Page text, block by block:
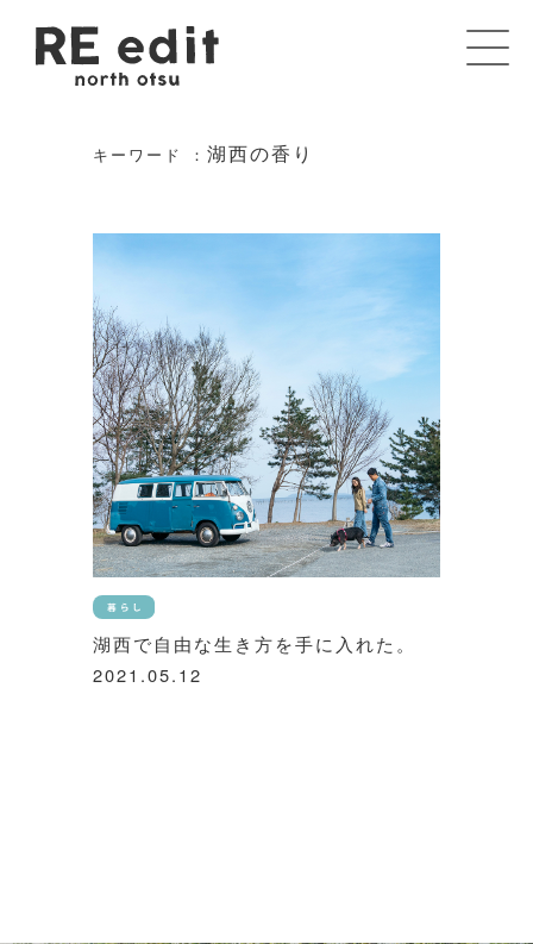
キーワード ： 湖西の香り
湖西で自由な生き方を手に入れた。
2021.05.12